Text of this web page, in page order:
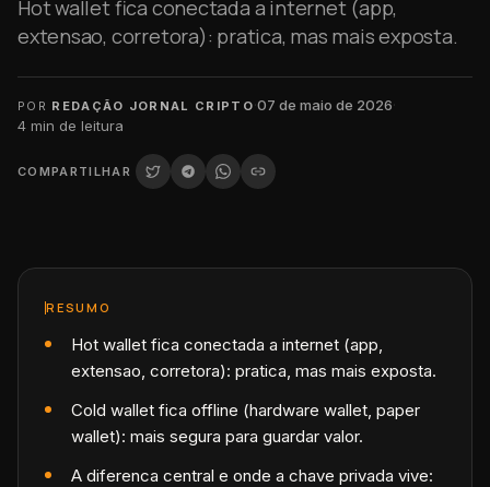
Hot wallet fica conectada a internet (app,
extensao, corretora): pratica, mas mais exposta.
POR REDAÇÃO JORNAL CRIPTO·07 de maio de 2026·
4 min de leitura
COMPARTILHAR
RESUMO
Hot wallet fica conectada a internet (app,
extensao, corretora): pratica, mas mais exposta.
Cold wallet fica offline (hardware wallet, paper
wallet): mais segura para guardar valor.
A diferenca central e onde a chave privada vive: